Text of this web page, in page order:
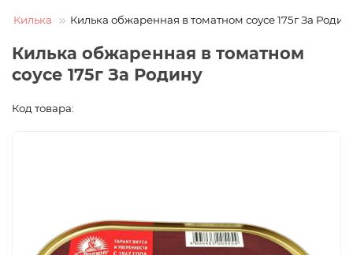
Килька Килька обжаренная в томатном соусе 175г За
Килька обжаренная в томатном
соусе 175г За Родину
Код товара: